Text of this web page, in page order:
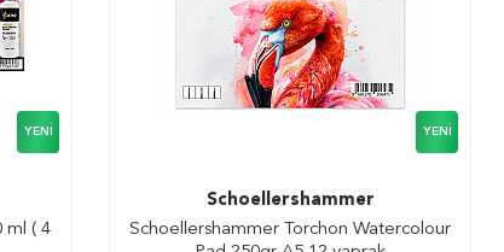
YENI
ml ( 4
YENI
Schoellershammer
Schoellershammer Torchon Watercolour